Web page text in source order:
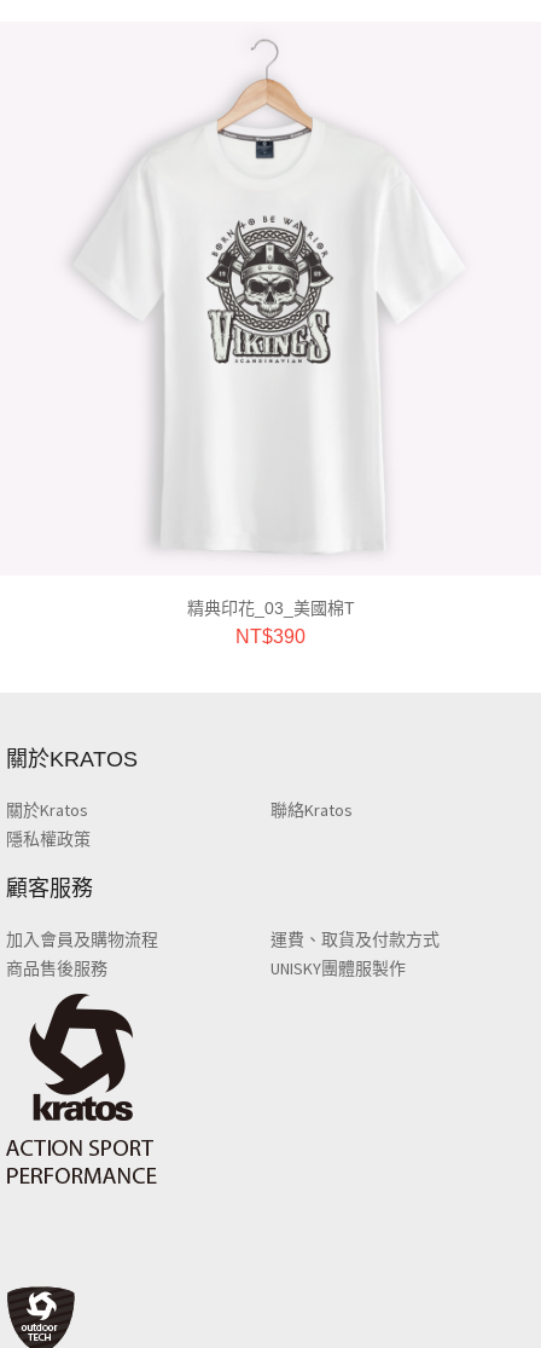
精典印花_03_美國棉T
NT$390
關於KRATOS
關於Kratos
聯絡Kratos
隱私權政策
顧客服務
加入會員及購物流程
運費、取貨及付款方式
商品售後服務
UNISKY團體服製作